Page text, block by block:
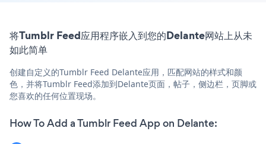
将Tumblr Feed应用程序嵌入到您的Delante网站上从未
如此简单
创建自定义的Tumblr Feed Delante应用，匹配网站的样式和颜
色，并将Tumblr Feed添加到Delante页面，帖子，侧边栏，页脚或
您喜欢的任何位置现场。
How To Add a Tumblr Feed App on Delante: